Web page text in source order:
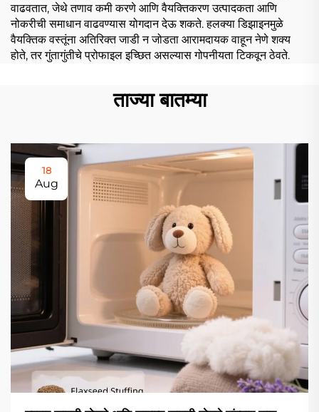
वाढवतात, जेथे तणाव कमी करणे आणि वैयक्तिकरण उत्पादकता आणि
नोकरीची समाधान वाढवण्यास योगदान देऊ शकते. हलक्या डिझाइनमुळे
वैयक्तिक वस्तूंना अतिरिक्त जाडी न जोडता आरामदायक वाहून नेणे शक्य
होते, तर गुंतागुंतीचे प्रोफाइल इच्छित असल्यास गोपनीयता टिकवून ठेवते.
ताज्या बातम्या
18
Aug